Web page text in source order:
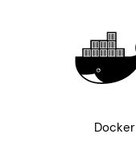
Docker